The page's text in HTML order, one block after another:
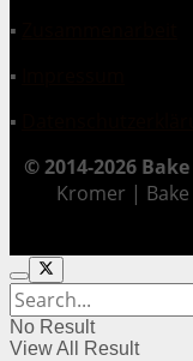
▪
▪
▪
© 2014-2026
Kromer |
No Result
View All Result